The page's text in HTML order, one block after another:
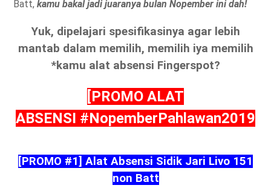
Batt, kamu bakal jadi juaranya bulan Nopember ini dah!
Yuk, dipelajari spesifikasinya agar lebih
mantab dalam memilih, memilih iya memilih
*kamu alat absensi Fingerspot?
[PROMO ALAT
ABSENSI #NopemberPahlawan2019
[PROMO #1] Alat Absensi Sidik Jari Livo 151
non Batt